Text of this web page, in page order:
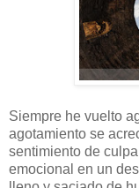
Siempre he vuelto
agotamiento se
sentimiento de
emocional en un